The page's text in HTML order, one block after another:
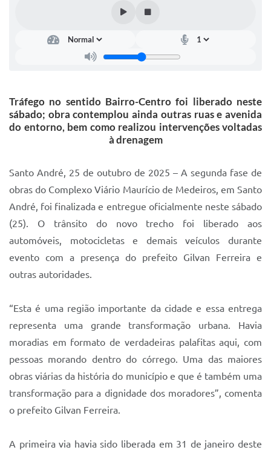
Legislação
Lei de acesso à informação
Mobilidade Urbana Sustentável
Ouvidoria da Cidade
Portal da Educação
Quadra Fiscal
Sistema Colab
Tráfego no sentido Bairro-Centro foi liberado neste
sábado; obra contemplou ainda outras ruas e avenida
do entorno, bem como realizou intervenções voltadas
à drenagem
Santo André, 25 de outubro de 2025 – A segunda fase de
obras do Complexo Viário Maurício de Medeiros, em Santo
André, foi finalizada e entregue oficialmente neste sábado
(25). O trânsito do novo trecho foi liberado aos
automóveis, motocicletas e demais veículos durante
evento com a presença do prefeito Gilvan Ferreira e
outras autoridades.
“Esta é uma região importante da cidade e essa entrega
representa uma grande transformação urbana. Havia
moradias em formato de verdadeiras palafitas aqui, com
pessoas morando dentro do córrego. Uma das maiores
obras viárias da história do município e que é também uma
transformação para a dignidade dos moradores”, comenta
o prefeito Gilvan Ferreira.
A primeira via havia sido liberada em 31 de janeiro deste